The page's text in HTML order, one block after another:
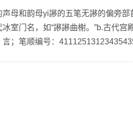
声母和韵母yi謻的五笔无謻的偏旁
冰室门名，如“謻謻曲榭。”b.古代宫
言；笔顺编号：